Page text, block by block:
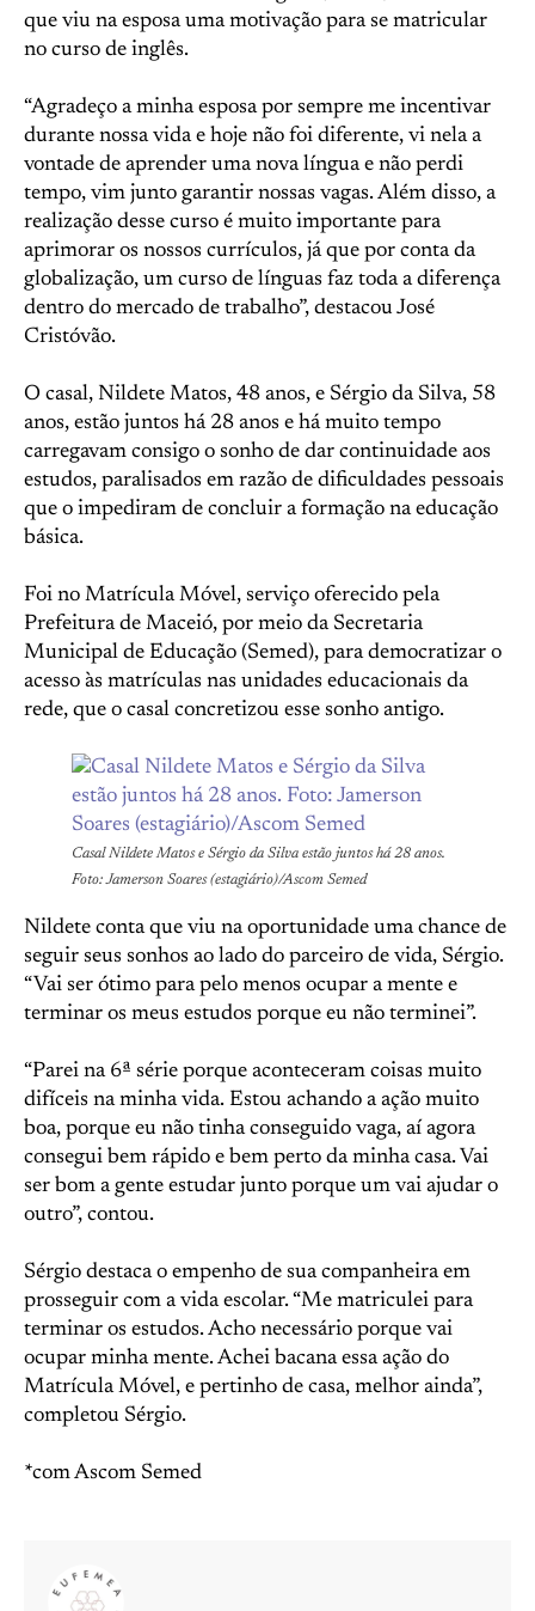
que viu na esposa uma motivação para se matricular
no curso de inglês.
“Agradeço a minha esposa por sempre me incentivar
durante nossa vida e hoje não foi diferente, vi nela a
vontade de aprender uma nova língua e não perdi
tempo, vim junto garantir nossas vagas. Além disso, a
realização desse curso é muito importante para
aprimorar os nossos currículos, já que por conta da
globalização, um curso de línguas faz toda a diferença
dentro do mercado de trabalho”, destacou José
Cristóvão.
O casal, Nildete Matos, 48 anos, e Sérgio da Silva, 58
anos, estão juntos há 28 anos e há muito tempo
carregavam consigo o sonho de dar continuidade aos
estudos, paralisados em razão de dificuldades pessoais
que o impediram de concluir a formação na educação
básica.
Foi no Matrícula Móvel, serviço oferecido pela
Prefeitura de Maceió, por meio da Secretaria
Municipal de Educação (Semed), para democratizar o
acesso às matrículas nas unidades educacionais da
rede, que o casal concretizou esse sonho antigo.
Casal Nildete Matos e Sérgio da Silva estão juntos há 28 anos.
Foto: Jamerson Soares (estagiário)/Ascom Semed
Nildete conta que viu na oportunidade uma chance de
seguir seus sonhos ao lado do parceiro de vida, Sérgio.
“Vai ser ótimo para pelo menos ocupar a mente e
terminar os meus estudos porque eu não terminei”.
“Parei na 6ª série porque aconteceram coisas muito
difíceis na minha vida. Estou achando a ação muito
boa, porque eu não tinha conseguido vaga, aí agora
consegui bem rápido e bem perto da minha casa. Vai
ser bom a gente estudar junto porque um vai ajudar o
outro”, contou.
Sérgio destaca o empenho de sua companheira em
prosseguir com a vida escolar. “Me matriculei para
terminar os estudos. Acho necessário porque vai
ocupar minha mente. Achei bacana essa ação do
Matrícula Móvel, e pertinho de casa, melhor ainda”,
completou Sérgio.
*com Ascom Semed